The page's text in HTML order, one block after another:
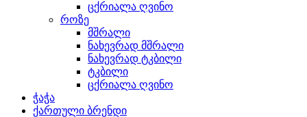
ცქრიალა ღვინო
როზე
მშრალი
ნახევრად მშრალი
ნახევრად ტკბილი
ტკბილი
ცქრიალა ღვინო
ჭაჭა
ქართული ბრენდი